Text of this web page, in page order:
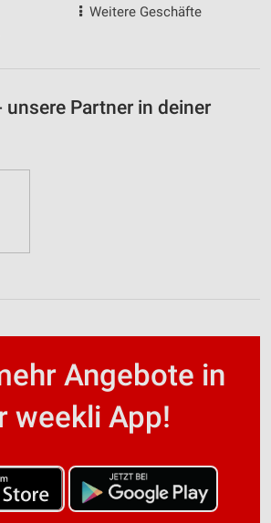
Weitere Geschäfte
unsere Partner in deiner
Angebote in
weekli App!